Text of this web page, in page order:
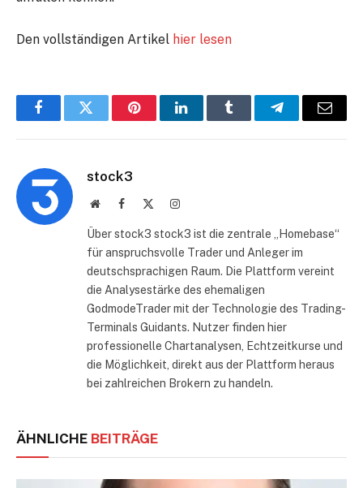
Den vollständigen Artikel hier lesen
FacebookTwitter PinterestLinkedInTumblr TelegramE-
stock3
WebsiteFacebook Instagram
Über stock3 stock3 ist die zentrale „Homebase“
für anspruchsvolle Trader und Anleger im
deutschsprachigen Raum. Die Plattform vereint
die Analysestärke des ehemaligen
GodmodeTrader mit der Technologie des Trading-
Terminals Guidants. Nutzer finden hier
professionelle Chartanalysen, Echtzeitkurse und
die Möglichkeit, direkt aus der Plattform heraus
bei zahlreichen Brokern zu handeln.
ÄHNLICHE BEITRÄGE